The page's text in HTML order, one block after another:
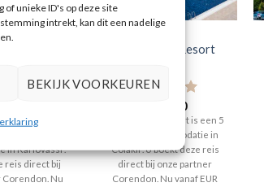
of unieke ID's op deze site
intrekt, kan dit een nadelige
BEKIJK VOORKEUREN
Suites &
in Karlovassi .
reis direct bij
Corendon. Nu
Can Garden Resort
Gewaardeerd
649,00
Can Garden Resort is een 5
sterren accommodatie in
Colakli . U boekt deze reis
direct bij onze partner
Corendon. Nu vanaf EUR